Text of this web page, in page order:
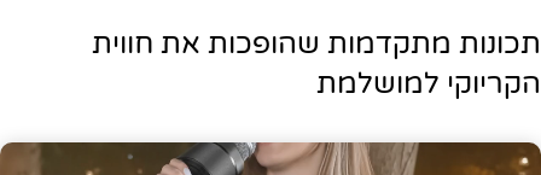
תכונות מתקדמות שהופכות את חווית
הקריוקי למושלמת